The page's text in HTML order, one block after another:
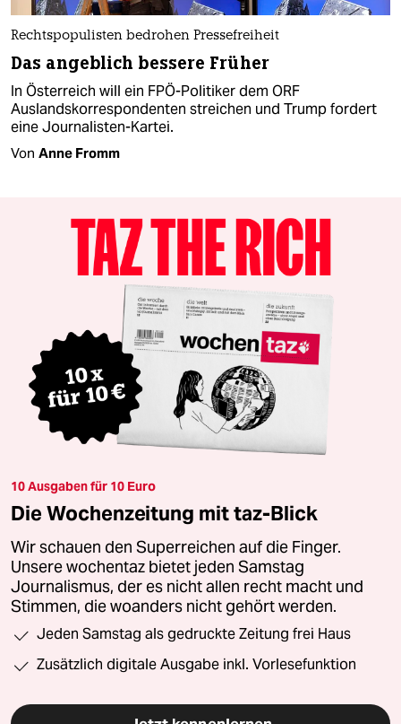
Rechtspopulisten bedrohen Pressefreiheit
Das angeblich bessere Früher
In Österreich will ein FPÖ-Politiker dem ORF
Auslandskorrespondenten streichen und Trump fordert
eine Journalisten-Kartei.
Von Anne Fromm
10 Ausgaben für 10 Euro
Die Wochenzeitung mit taz-Blick
Wir schauen den Superreichen auf die Finger.
Unsere wochentaz bietet jeden Samstag
Journalismus, der es nicht allen recht macht und
Stimmen, die woanders nicht gehört werden.
Jeden Samstag als gedruckte Zeitung frei Haus
Zusätzlich digitale Ausgabe inkl. Vorlesefunktion